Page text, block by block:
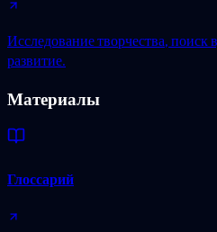
Исследование творчества, поиск
развитие.
Материалы
Глоссарий